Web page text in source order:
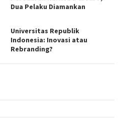
Dua Pelaku Diamankan
Universitas Republik
Indonesia: Inovasi atau
Rebranding?